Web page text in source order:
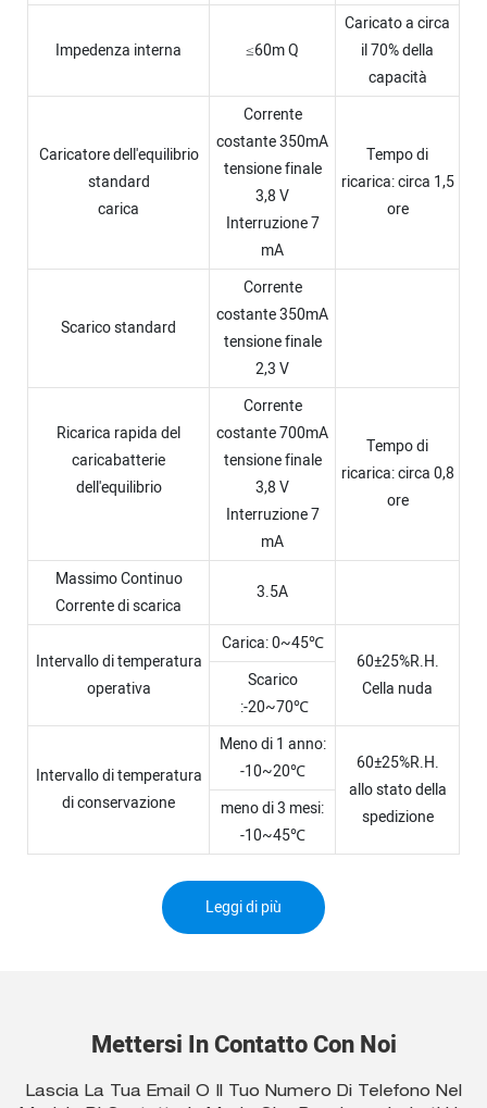
Impedenza interna ≤60m Q
Caricato a circa
il 70% della
capacità
Caricatore dell'equilibrio
standard
carica
Corrente
costante 350mA
tensione finale
3,8 V
Interruzione 7
mA
Tempo di
ricarica: circa 1,5
ore
Scarico standard
Corrente
costante 350mA
tensione finale
2,3 V
Ricarica rapida del
caricabatterie
dell'equilibrio
Corrente
costante 700mA
tensione finale
3,8 V
Interruzione 7
mA
Tempo di
ricarica: circa 0,8
ore
Massimo Continuo
Corrente di scarica
3.5A
Intervallo di temperatura
operativa
Carica: 0~45℃
60±25%R.H.
Cella nuda
Scarico
:-20~70℃
Intervallo di temperatura
di conservazione
Meno di 1 anno:
-10~20℃
60±25%R.H.
allo stato della
spedizione
meno di 3 mesi:
-10~45℃
Leggi di più
Mettersi In Contatto Con Noi
Lascia La Tua Email O Il Tuo Numero Di Telefono Nel